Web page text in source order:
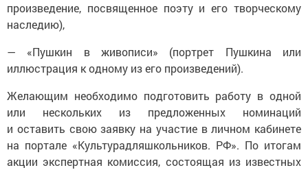
произведение, посвященное поэту и его творческому
наследию),
— «Пушкин в живописи» (портрет Пушкина или
иллюстрация к одному из его произведений).
Желающим необходимо подготовить работу в одной
или нескольких из предложенных номинаций
и оставить свою заявку на участие в личном кабинете
на портале «Культурадляшкольников. РФ». По итогам
акции экспертная комиссия, состоящая из известных